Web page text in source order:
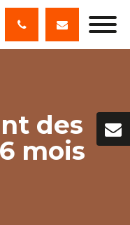
des
mois